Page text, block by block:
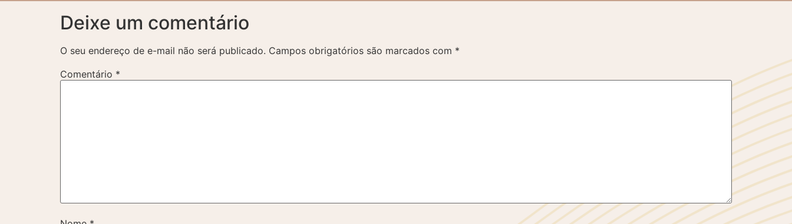
Deixe um comentário
O seu endereço de e-mail não será publicado. Campos obrigatórios são marcados com *
Comentário *